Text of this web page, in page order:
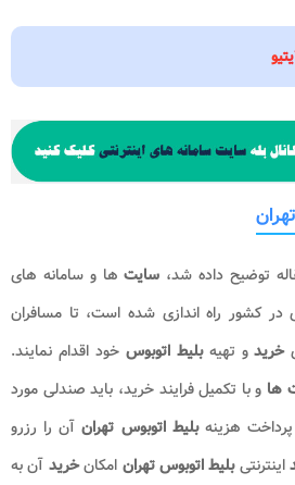
توضیح داده شد، سایت ها و سامانه های
در کشور راه اندازی شده است، تا مسافران
خریدو تهیه بلیط اتوبوسخود اقدام نمایند.
ها و با تکمیل فرایند خرید، باید صندلی مورد
پرداخت هزینهبلیط اتوبوس تهران آن را رزرو
اینترنتیبلیط اتوبوس تهران امکانخرید آن به